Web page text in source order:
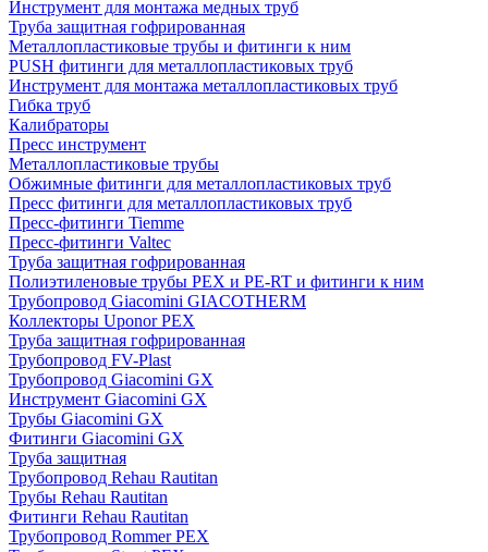
Инструмент для монтажа медных труб
Труба защитная гофрированная
Металлопластиковые трубы и фитинги к ним
PUSH фитинги для металлопластиковых труб
Инструмент для монтажа металлопластиковых труб
Гибка труб
Калибраторы
Пресс инструмент
Металлопластиковые трубы
Обжимные фитинги для металлопластиковых труб
Пресс фитинги для металлопластиковых труб
Пресс-фитинги Tiemme
Пресс-фитинги Valtec
Труба защитная гофрированная
Полиэтиленовые трубы PEX и PE-RT и фитинги к ним
Трубопровод Giacomini GIACOTHERM
Коллекторы Uponor PEX
Труба защитная гофрированная
Трубопровод FV-Plast
Трубопровод Giacomini GX
Инструмент Giacomini GX
Трубы Giacomini GX
Фитинги Giacomini GX
Труба защитная
Трубопровод Rehau Rautitan
Трубы Rehau Rautitan
Фитинги Rehau Rautitan
Трубопровод Rommer PEX